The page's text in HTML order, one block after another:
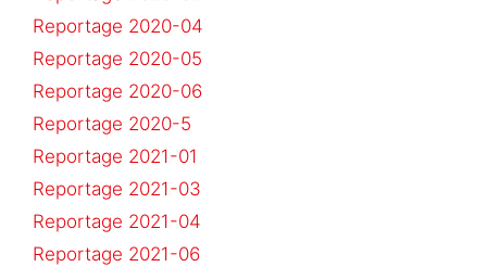
Reportage 2020-04
Reportage 2020-05
Reportage 2020-06
Reportage 2020-5
Reportage 2021-01
Reportage 2021-03
Reportage 2021-04
Reportage 2021-06